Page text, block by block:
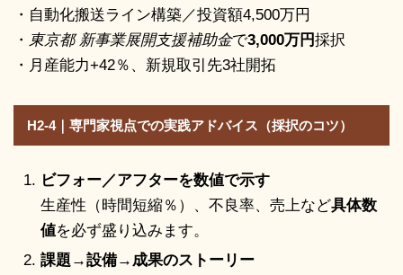
・自動化搬送ライン構築／投資額4,500万円
・ 東京都 新事業展開支援補助金で3,000万円採択
・月産能力+42％、新規取引先3社開拓
H2-4｜専門家視点での実践アドバイス（採択のコツ）
ビフォー／アフターを数値で示す
生産性（時間短縮％）、不良率、売上など具体数
値を必ず盛り込みます。
課題→設備→成果のストーリー